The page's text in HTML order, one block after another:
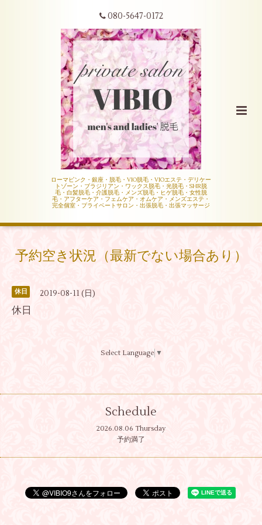
080-5647-0172
ローマピンク・銀座・脱毛・VIO脱毛・VIOエステ・デリケー
トゾーン・ブラジリアン・ワックス脱毛・光脱毛・SHR脱
毛・白髪脱毛・介護脱毛・メンズ脱毛・ヒゲ脱毛・女性脱
毛・アフターケア・フェムケア・オムケア・メンズエステ・
完全個室・プライベートサロン・出張脱毛・出張マッサージ
予約空き状況（最新でない場合あり）
休日 2019-08-11 (日)
休日
Select Language ▼
Schedule
2026.08.06 Thursday
予約満了